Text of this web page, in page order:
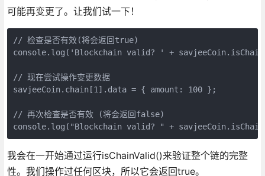
可能再变更了。让我们试一下！
// 检查是否有效(将会返回true)
console.log('Blockchain valid? ' +
// 现在尝试操作变更数据
savjeeCoin.chain[1].data = { amount: 100 };
// 再次检查是否有效 (将会返回false)
我会在一开始通过运行isChainValid()来验证整个链的完整
性。我们操作过任何区块，所以它会返回true。